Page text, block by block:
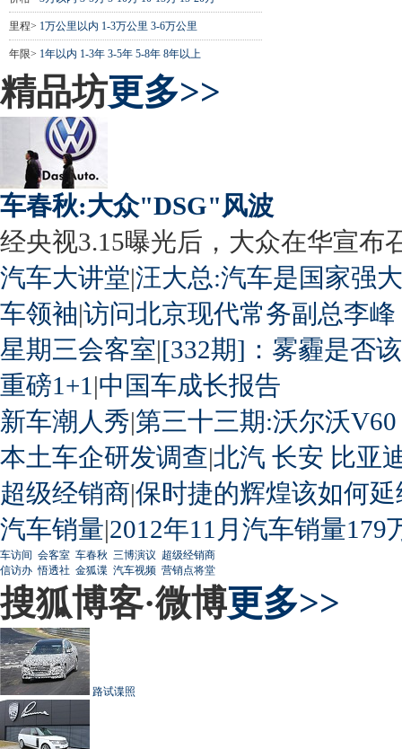
里程> 1万公里以内 1-3万公里 3-6万公里
年限> 1年以内 1-3年 3-5年 5-8年 8年以上
精品坊更多>>
车春秋:大众"DSG"风波
经央视3.15曝光后，大众在华宣布
汽车大讲堂|汪大总:汽车是国家强
车领袖|访问北京现代常务副总李峰
星期三会客室|[332期]：雾霾是否
重磅1+1 |中国车成长报告
新车潮人秀|第三十三期:沃尔沃
本土车企研发调查|北汽 长安 比亚
超级经销商|保时捷的辉煌该如何延
汽车销量|2012年11月汽车销量179
车访间 会客室 车春秋 三博演议 超级经销商
信访办 悟透社 金狐谍 汽车视频 营销点将堂
搜狐博客·微博更多>>
路试谍照